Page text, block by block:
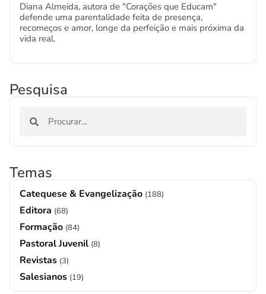
Diana Almeida, autora de "Corações que Educam"
defende uma parentalidade feita de presença,
recomeços e amor, longe da perfeição e mais próxima da
vida real.
Pesquisa
Temas
Catequese & Evangelização (188)
Editora (68)
Formação (84)
Pastoral Juvenil (8)
Revistas (3)
Salesianos (19)